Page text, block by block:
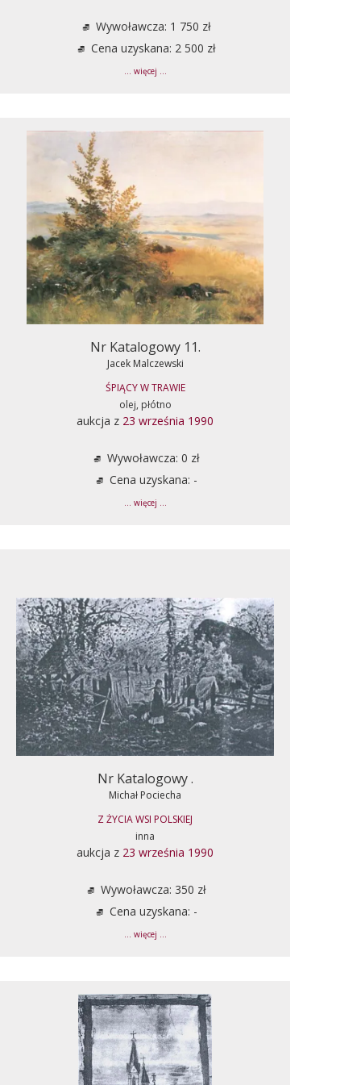
Wywoławcza: 1 750 zł
Cena uzyskana: 2 500 zł
... więcej ...
Nr Katalogowy 11.
Jacek Malczewski
ŚPIĄCY W TRAWIE
olej, płótno
aukcja z 23 września 1990
Wywoławcza: 0 zł
Cena uzyskana: -
... więcej ...
Nr Katalogowy .
Michał Pociecha
Z ŻYCIA WSI POLSKIEJ
inna
aukcja z 23 września 1990
Wywoławcza: 350 zł
Cena uzyskana: -
... więcej ...